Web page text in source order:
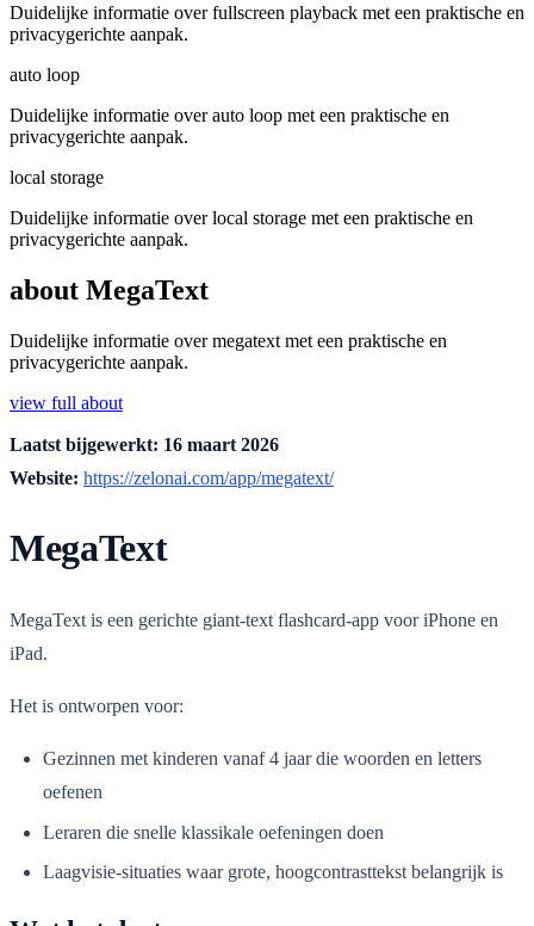
Duidelijke informatie over fullscreen playback met een praktische en
privacygerichte aanpak.
auto loop
Duidelijke informatie over auto loop met een praktische en
privacygerichte aanpak.
local storage
Duidelijke informatie over local storage met een praktische en
privacygerichte aanpak.
about MegaText
Duidelijke informatie over megatext met een praktische en
privacygerichte aanpak.
view full about
Laatst bijgewerkt: 16 maart 2026
Website: https://zelonai.com/app/megatext/
MegaText
MegaText is een gerichte giant-text flashcard-app voor iPhone en
iPad.
Het is ontworpen voor:
Gezinnen met kinderen vanaf 4 jaar die woorden en letters
oefenen
Leraren die snelle klassikale oefeningen doen
Laagvisie-situaties waar grote, hoogcontrasttekst belangrijk is